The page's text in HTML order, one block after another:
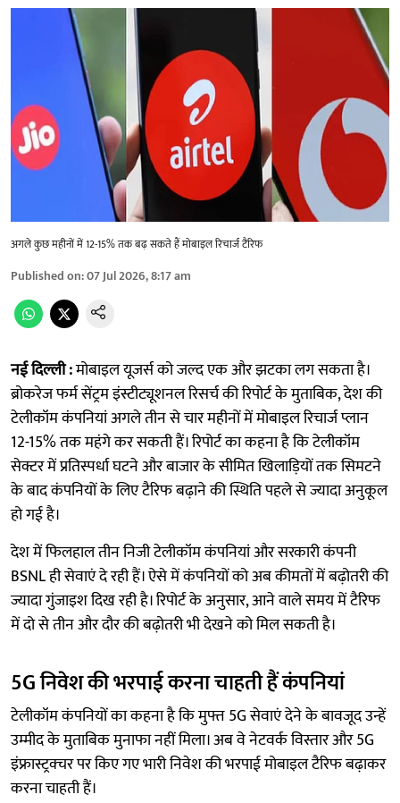
अगले कुछ महीनों में 12-15% तक बढ़ सकते हैं मोबाइल रिचार्ज टैरिफ
Published on:07 Jul 2026, 8:17 am
नई दिल्ली :मोबाइल यूजर्स को जल्द एक और झटका लग सकता है।
ब्रोकरेज फर्म सेंट्रम इंस्टीट्यूशनल रिसर्च की रिपोर्ट के मुताबिक, देश की
टेलीकॉम कंपनियां अगले तीन से चार महीनों में मोबाइल रिचार्ज प्लान
12-15% तक महंगे कर सकती हैं। रिपोर्ट का कहना है कि टेलीकॉम
सेक्टर में प्रतिस्पर्धा घटने और बाजार के सीमित खिलाड़ियों तक सिमटने
के बाद कंपनियों के लिए टैरिफ बढ़ाने की स्थिति पहले से ज्यादा अनुकूल
हो गई है।
देश में फिलहाल तीन निजी टेलीकॉम कंपनियां और सरकारी कंपनी
BSNL ही सेवाएं दे रही हैं। ऐसे में कंपनियों को अब कीमतों में बढ़ोतरी की
ज्यादा गुंजाइश दिख रही है। रिपोर्ट के अनुसार, आने वाले समय में टैरिफ
में दो से तीन और दौर की बढ़ोतरी भी देखने को मिल सकती है।
5G निवेश की भरपाई करना चाहती हैं कंपनियां
टेलीकॉम कंपनियों का कहना है कि मुफ्त 5G सेवाएं देने के बावजूद उन्हें
उम्मीद के मुताबिक मुनाफा नहीं मिला। अब वे नेटवर्क विस्तार और 5G
इंफ्रास्ट्रक्चर पर किए गए भारी निवेश की भरपाई मोबाइल टैरिफ बढ़ाकर
करना चाहती हैं।